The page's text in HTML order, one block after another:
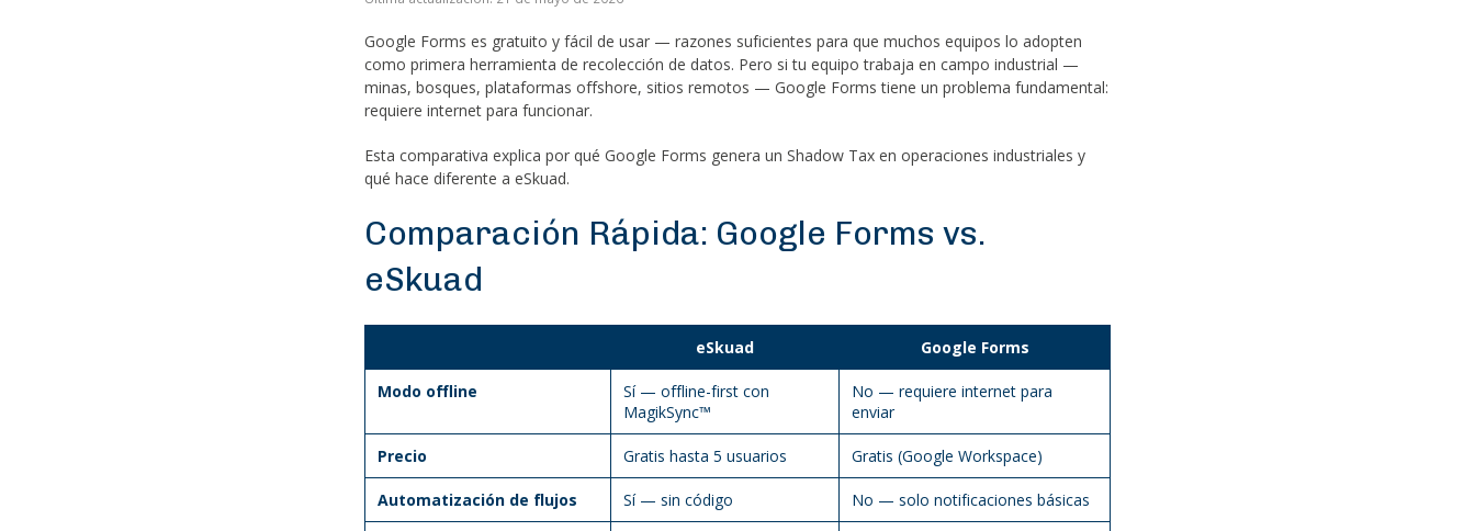
Google Forms es gratuito y fácil de usar — razones suficientes para que muchos equipos lo adopten
como primera herramienta de recolección de datos. Pero si tu equipo trabaja en campo industrial —
minas, bosques, plataformas offshore, sitios remotos — Google Forms tiene un problema fundamental:
requiere internet para funcionar.
Esta comparativa explica por qué Google Forms genera un Shadow Tax en operaciones industriales y
qué hace diferente a eSkuad.
Comparación Rápida: Google Forms vs.
eSkuad
eSkuad Google Forms
Modo offline
Sí — offline-first con
MagikSync™
No — requiere internet para
enviar
Precio Gratis hasta 5 usuarios Gratis (Google Workspace)
Automatización de flujos Sí — sin código No — solo notificaciones básicas